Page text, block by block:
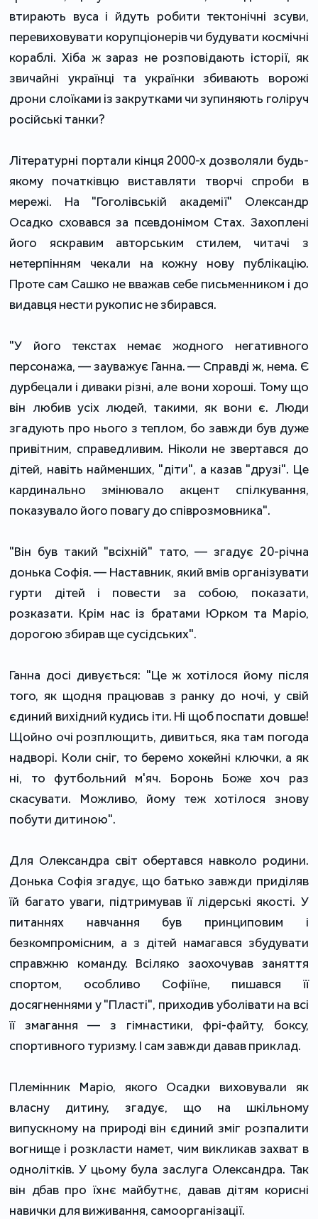
втирають вуса і йдуть робити тектонічні зсуви,
перевиховувати корупціонерів чи будувати космічні
кораблі. Хіба ж зараз не розповідають історії, як
звичайні українці та українки збивають ворожі
дрони слоїками із закрутками чи зупиняють голіруч
російські танки?
Літературні портали кінця 2000-х дозволяли будь-
якому початківцю виставляти творчі спроби в
мережі. На "Гоголівській академії" Олександр
Осадко сховався за псевдонімом Стах. Захоплені
його яскравим авторським стилем, читачі з
нетерпінням чекали на кожну нову публікацію.
Проте сам Сашко не вважав себе письменником і до
видавця нести рукопис не збирався.
"У його текстах немає жодного негативного
персонажа, — зауважує Ганна. — Справді ж, нема. Є
дурбецали і диваки різні, але вони хороші. Тому що
він любив усіх людей, такими, як вони є. Люди
згадують про нього з теплом, бо завжди був дуже
привітним, справедливим. Ніколи не звертався до
дітей, навіть найменших, "діти", а казав "друзі". Це
кардинально змінювало акцент спілкування,
показувало його повагу до співрозмовника".
"Він був такий "всіхній" тато, — згадує 20-річна
донька Софія. — Наставник, який вмів організувати
гурти дітей і повести за собою, показати,
розказати. Крім нас із братами Юрком та Маріо,
дорогою збирав ще сусідських".
Ганна досі дивується: "Це ж хотілося йому після
того, як щодня працював з ранку до ночі, у свій
єдиний вихідний кудись іти. Ні щоб поспати довше!
Щойно очі розплющить, дивиться, яка там погода
надворі. Коли сніг, то беремо хокейні ключки, а як
ні, то футбольний м'яч. Боронь Боже хоч раз
скасувати. Можливо, йому теж хотілося знову
побути дитиною".
Для Олександра світ обертався навколо родини.
Донька Софія згадує, що батько завжди приділяв
їй багато уваги, підтримував її лідерські якості. У
питаннях навчання був принциповим і
безкомпромісним, а з дітей намагався збудувати
справжню команду. Всіляко заохочував заняття
спортом, особливо Софіїне, пишався її
досягненнями у "Пласті", приходив уболівати на всі
її змагання — з гімнастики, фрі-файту, боксу,
спортивного туризму. І сам завжди давав приклад.
Племінник Маріо, якого Осадки виховували як
власну дитину, згадує, що на шкільному
випускному на природі він єдиний зміг розпалити
вогнище і розкласти намет, чим викликав захват в
однолітків. У цьому була заслуга Олександра. Так
він дбав про їхнє майбутнє, давав дітям корисні
навички для виживання, самоорганізації.